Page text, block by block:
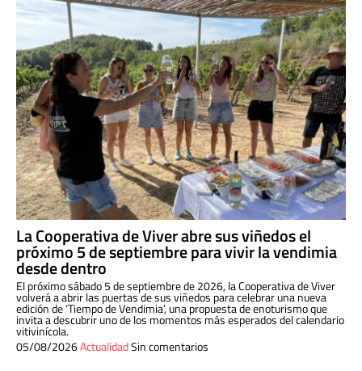
La Cooperativa de Viver abre sus viñedos el
próximo 5 de septiembre para vivir la vendimia
desde dentro
El próximo sábado 5 de septiembre de 2026, la Cooperativa de Viver
volverá a abrir las puertas de sus viñedos para celebrar una nueva
edición de ‘Tiempo de Vendimia’, una propuesta de enoturismo que
invita a descubrir uno de los momentos más esperados del calendario
vitivinícola.
05/08/2026ActualidadSin comentarios